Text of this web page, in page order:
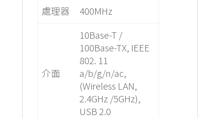
處理器
400MHz
介面
10Base-T /
100Base-TX, IEEE
802. 11
a/b/g/n/ac,
(Wireless LAN,
2.4GHz /5GHz),
USB 2.0